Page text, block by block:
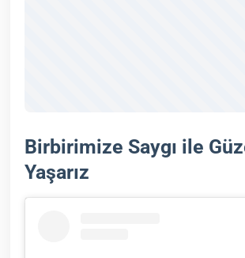
Birbirimize Saygı ile
Yaşarız